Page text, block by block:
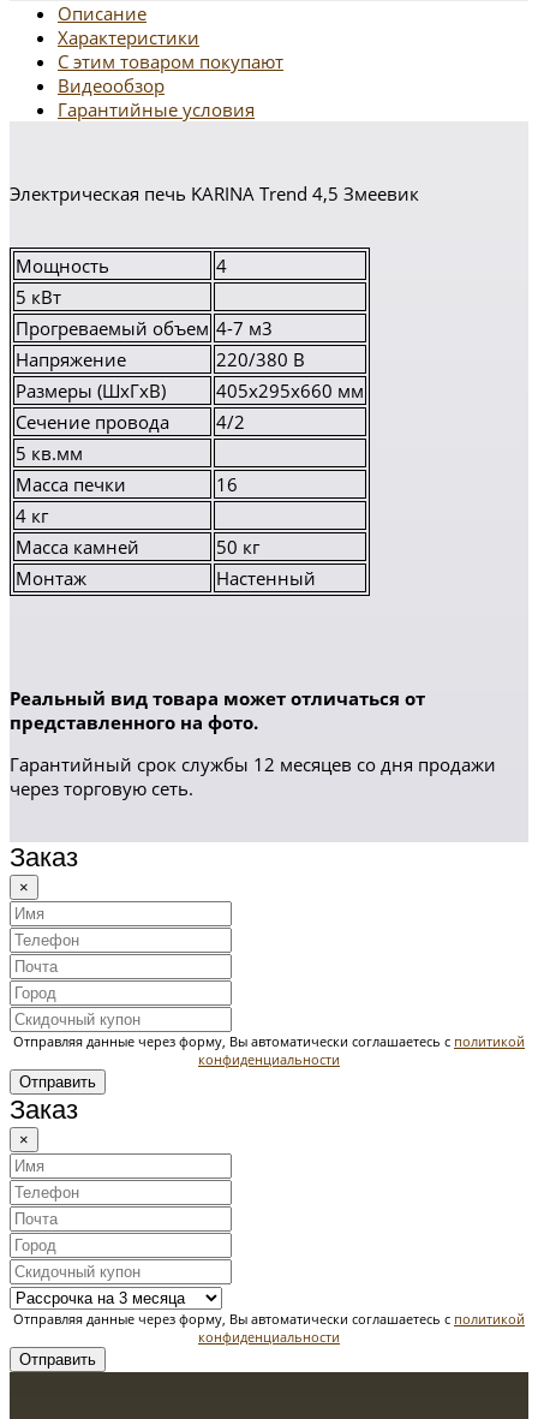
Описание
Характеристики
С этим товаром покупают
Видеообзор
Гарантийные условия
Электрическая печь KARINA Trend 4,5 Змеевик
Мощность
4
5 кВт
Прогреваемый объем 4-7 м3
Напряжение
220/380 В
Размеры (ШхГхВ)
405х295х660 мм
Сечение провода
4/2
5 кв.мм
Масса печки
16
4 кг
Масса камней
50 кг
Монтаж
Настенный
Реальный вид товара может отличаться от
представленного на фото.
Гарантийный срок службы 12 месяцев со дня продажи
через торговую сеть.
Заказ
×
Отправляя данные через форму, Вы автоматически соглашаетесь с политикой
конфиденциальности
Отправить
Заказ
×
Отправляя данные через форму, Вы автоматически соглашаетесь с политикой
конфиденциальности
Отправить